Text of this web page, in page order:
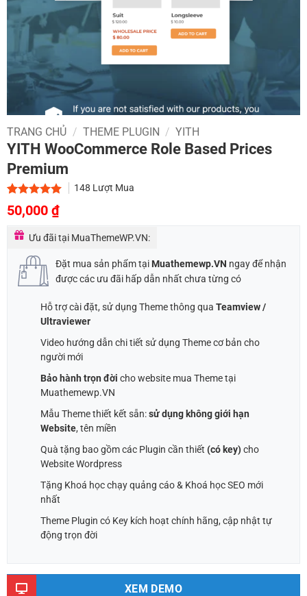
TRANG CHỦ / THEME PLUGIN / YITH
YITH WooCommerce Role Based Prices
Premium
5.00 trên 5
dựa trên
1
đánh giá
148 Lượt Mua
Giá
gốc
là:
700,000 ₫.
50,000 ₫Giá
tại
là:
50,000 ₫.
Ưu đãi tại MuaThemeWP.VN:
Đặt mua sản phẩm tại Muathemewp.VN ngay để nhận
được các ưu đãi hấp dẫn nhất chưa từng có
Hỗ trợ cài đặt, sử dụng Theme thông qua Teamview /
Ultraviewer
Video hướng dẫn chi tiết sử dụng Theme cơ bản cho
người mới
Bảo hành trọn đời cho website mua Theme tại
Muathemewp.VN
Mẫu Theme thiết kết sẵn:sử dụng không giới hạn
Website, tên miền
Quà tặng bao gồm các Plugin cần thiết (có key)cho
Website Wordpress
Tặng Khoá học chạy quảng cáo & Khoá học SEO mới
nhất
Theme Plugin có Key kích hoạt chính hãng, cập nhật tự
động trọn đời
XEM DEMO